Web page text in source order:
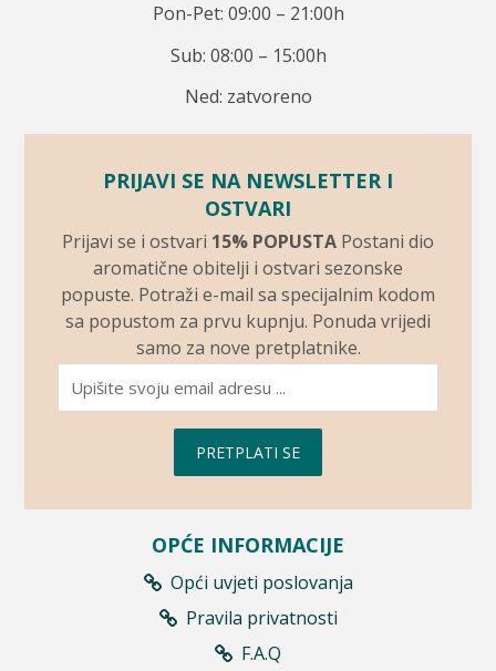
Pon-Pet: 09:00 – 21:00h
Sub: 08:00 – 15:00h
Ned: zatvoreno
PRIJAVI SE NA NEWSLETTER I
OSTVARI
Prijavi se i ostvari 15% POPUSTA Postani dio
aromatične obitelji i ostvari sezonske
popuste. Potraži e-mail sa specijalnim kodom
sa popustom za prvu kupnju. Ponuda vrijedi
samo za nove pretplatnike.
PRETPLATI SE
OPĆE INFORMACIJE
Opći uvjeti poslovanja
Pravila privatnosti
F.A.Q